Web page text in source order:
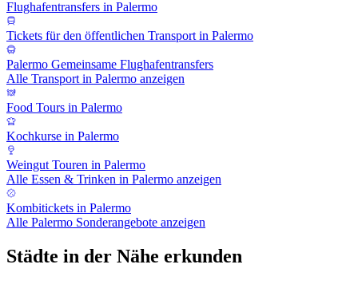
Flughafentransfers in Palermo
Tickets für den öffentlichen Transport in Palermo
Palermo Gemeinsame Flughafentransfers
Alle Transport in Palermo anzeigen
Food Tours in Palermo
Kochkurse in Palermo
Weingut Touren in Palermo
Alle Essen & Trinken in Palermo anzeigen
Kombitickets in Palermo
Alle Palermo Sonderangebote anzeigen
Städte in der Nähe erkunden